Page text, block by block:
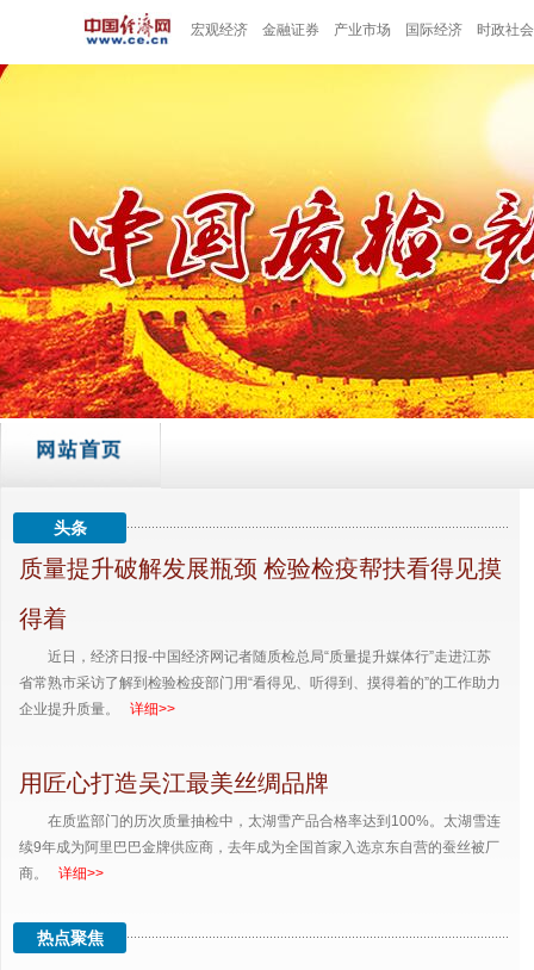
宏观经济 金融证券 产业市场 国际经济 时政社会
头条
质量提升破解发展瓶颈 检验检疫帮扶看得见摸
得着
近日，经济日报-中国经济网记者随质检总局“质量提升媒体行”走进江苏
省常熟市采访了解到检验检疫部门用“看得见、听得到、摸得着的”的工作助力
企业提升质量。
详细>>
用匠心打造吴江最美丝绸品牌
在质监部门的历次质量抽检中，太湖雪产品合格率达到100%。太湖雪连
续9年成为阿里巴巴金牌供应商，去年成为全国首家入选京东自营的蚕丝被厂
商。
详细>>
热点聚焦